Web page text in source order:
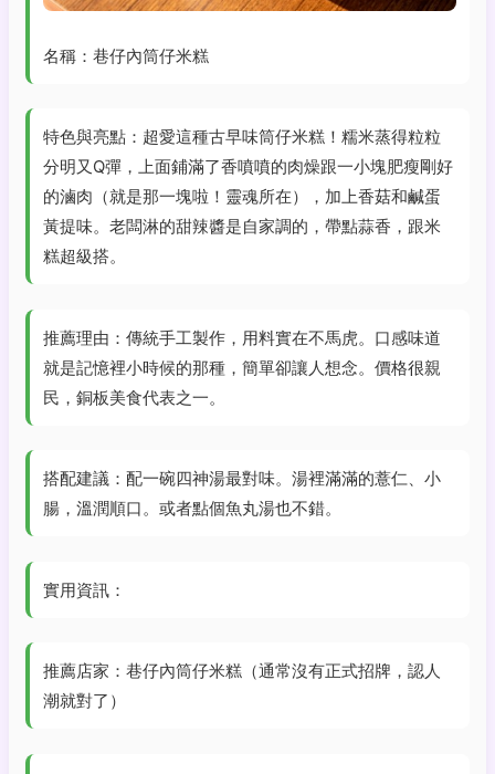
名稱：巷仔內筒仔米糕
特色與亮點：超愛這種古早味筒仔米糕！糯米蒸得粒粒
分明又Q彈，上面鋪滿了香噴噴的肉燥跟一小塊肥瘦剛好
的滷肉（就是那一塊啦！靈魂所在），加上香菇和鹹蛋
黃提味。老闆淋的甜辣醬是自家調的，帶點蒜香，跟米
糕超級搭。
推薦理由：傳統手工製作，用料實在不馬虎。口感味道
就是記憶裡小時候的那種，簡單卻讓人想念。價格很親
民，銅板美食代表之一。
搭配建議：配一碗四神湯最對味。湯裡滿滿的薏仁、小
腸，溫潤順口。或者點個魚丸湯也不錯。
實用資訊：
推薦店家：巷仔內筒仔米糕（通常沒有正式招牌，認人
潮就對了）